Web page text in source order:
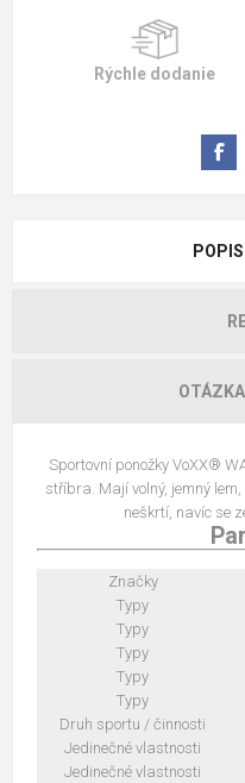
Rýchle dodanie
Sportovní ponožky VoXX®
stříbra. Mají volný, jemný
neškrtí, navíc se
Značky
Typy
Typy
Typy
Typy
Typy
Druh sportu / činnosti
Jedinečné vlastnosti
Jedinečné vlastnosti